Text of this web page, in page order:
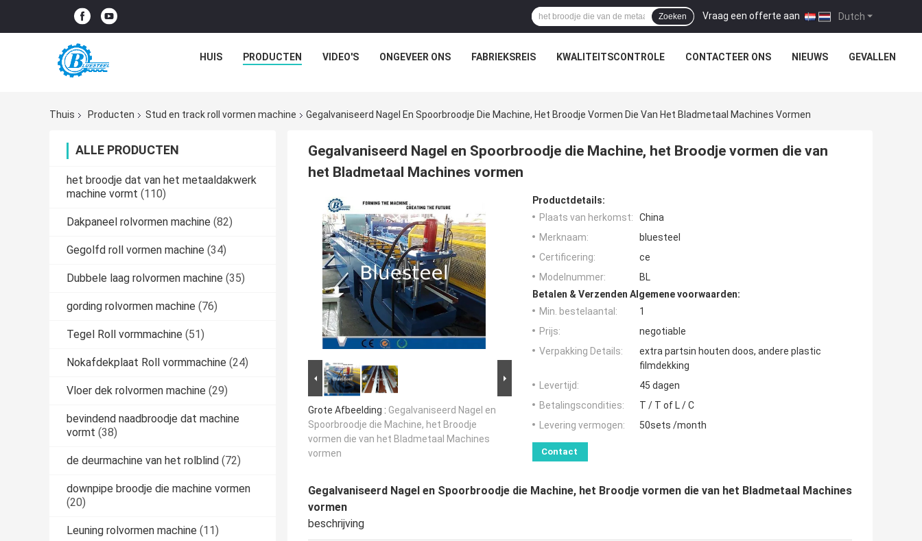
Dutch
Vraag een offerte aan |
Zoeken
HUIS PRODUCTEN VIDEO'S ONGEVEER ONS FABRIEKSREIS KWALITEITSCONTROLE CONTACTEER ONS NIEUWS GEVALLEN
Thuis Producten Stud en track roll vormen machine Gegalvaniseerd Nagel En Spoorbroodje Die Machine, Het Broodje Vormen Die Van Het Bladmetaal Machines Vormen
ALLE PRODUCTEN
het broodje dat van het metaaldakwerk
machine vormt (110)
Dakpaneel rolvormen machine (82)
Gegolfd roll vormen machine (34)
Dubbele laag rolvormen machine (35)
gording rolvormen machine (76)
Tegel Roll vormmachine (51)
Nokafdekplaat Roll vormmachine (24)
Vloer dek rolvormen machine (29)
bevindend naadbroodje dat machine
vormt (38)
de deurmachine van het rolblind (72)
downpipe broodje die machine vormen
(20)
Leuning rolvormen machine (11)
Gegalvaniseerd Nagel en Spoorbroodje die Machine, het Broodje vormen die van
het Bladmetaal Machines vormen
Grote Afbeelding : Gegalvaniseerd Nagel en
Spoorbroodje die Machine, het Broodje
vormen die van het Bladmetaal Machines
vormen
Productdetails:
Plaats van herkomst:
China
Merknaam:
bluesteel
Certificering:
ce
Modelnummer:
BL
Betalen & Verzenden Algemene voorwaarden:
Min. bestelaantal:
1
Prijs:
negotiable
Verpakking Details:
extra partsin houten doos, andere plastic
filmdekking
Levertijd:
45 dagen
Betalingscondities:
T / T of L / C
Levering vermogen:
50sets /month
Contact
Gegalvaniseerd Nagel en Spoorbroodje die Machine, het Broodje vormen die van het Bladmetaal Machines
vormen
beschrijving